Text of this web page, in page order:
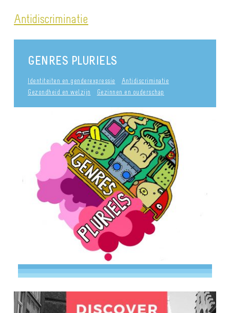
Antidiscriminatie
GENRES PLURIELS
Identiteiten en genderexpressie
Antidiscriminatie
Gezondheid en welzijn
Gezinnen en ouderschap